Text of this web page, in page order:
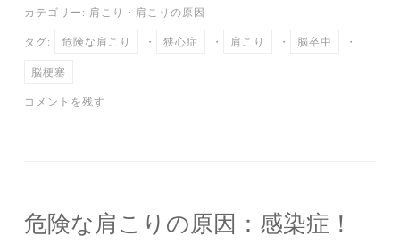
bo
ok
tte
r
ail en
カテゴリー: 肩こり ・ 肩こりの原因
タグ: 危険な肩こり ・ 狭心症 ・ 肩こり ・ 脳卒中 ・
脳梗塞
コメントを残す
危険な肩こりの原因：感染症！